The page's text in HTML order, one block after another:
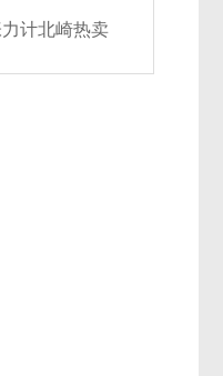
计北崎热卖